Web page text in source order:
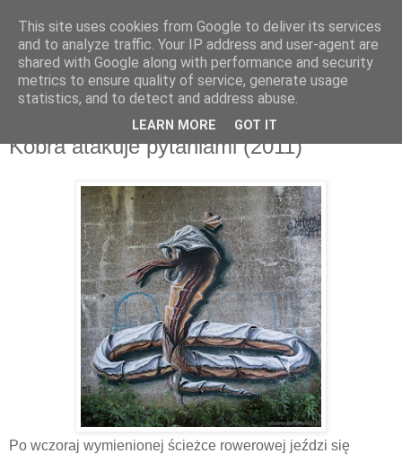
niedziela, 5 sierpnia 2018
Kobra atakuje pytaniami (2011)
Po wczoraj wymienionej ścieżce rowerowej jeździ się
This site uses cookies from Google to deliver its services
and to analyze traffic. Your IP address and user-agent are
shared with Google along with performance and security
metrics to ensure quality of service, generate usage
statistics, and to detect and address abuse.
LEARN MORE GOT IT